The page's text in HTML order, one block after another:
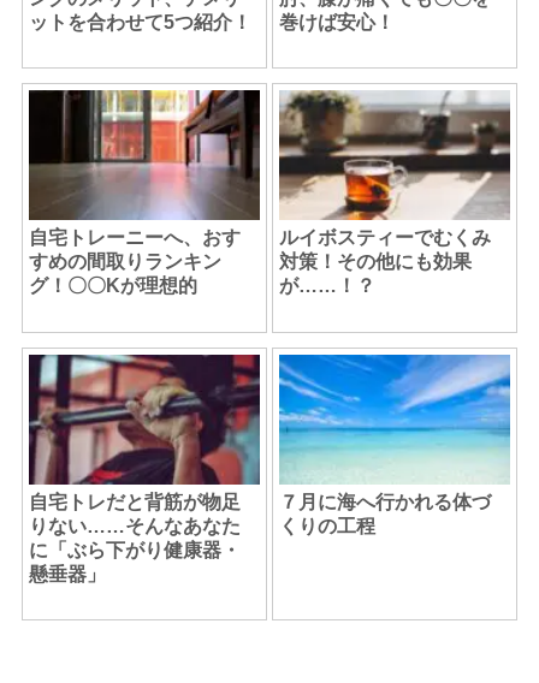
ットを合わせて5つ紹介！
巻けば安心！
自宅トレーニーへ、おす
すめの間取りランキン
グ！〇〇Kが理想的
ルイボスティーでむくみ
対策！その他にも効果
が……！？
自宅トレだと背筋が物足
りない……そんなあなた
に「ぶら下がり健康器・
懸垂器」
７月に海へ行かれる体づ
くりの工程